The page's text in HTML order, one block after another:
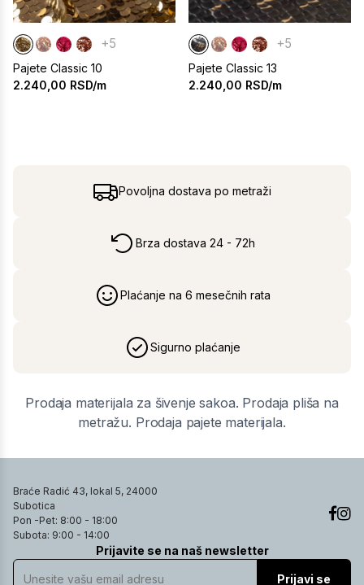
+5
Pajete Classic 10
2.240,00 RSD/m
+5
Pajete Classic 13
2.240,00 RSD/m
Povoljna dostava po metraži
Brza dostava 24 - 72h
Plaćanje na 6 mesečnih rata
Sigurno plaćanje
Prodaja materijala za šivenje sakoa. Prodaja pliša na
metražu. Prodaja pajete materijala.
Braće Radić 43, lokal 5, 24000
Subotica
Pon -Pet: 8:00 - 18:00
Subota: 9:00 - 14:00
Prijavite se na naš newsletter
Prijavi se